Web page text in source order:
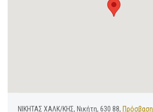
ΝΙΚΗΤΑΣ ΧΑΛΚ/ΚΗΣ, Νικήτη, 630 88, Πρόσβαση